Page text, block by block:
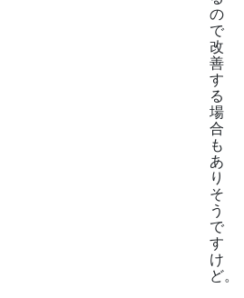
の
で
改
善
す
る
場
合
も
あ
り
そ
う
で
す
け
ど。